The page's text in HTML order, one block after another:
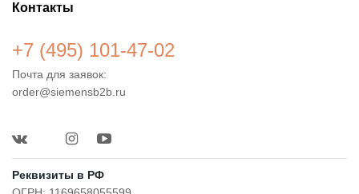
Контакты
+7 (495) 101-47-02
Почта для заявок:
order@siemensb2b.ru
Реквизиты в РФ